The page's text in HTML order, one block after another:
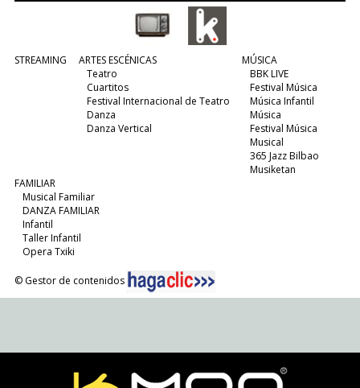
STREAMING
ARTES ESCÉNICAS
Teatro
Cuartitos
Festival Internacional de Teatro
Danza
Danza Vertical
MÚSICA
BBK LIVE
Festival Música
Música Infantil
Música
Festival Música
Musical
365 Jazz Bilbao
Musiketan
FAMILIAR
Musical Familiar
DANZA FAMILIAR
Infantil
Taller Infantil
Opera Txiki
© Gestor de contenidos